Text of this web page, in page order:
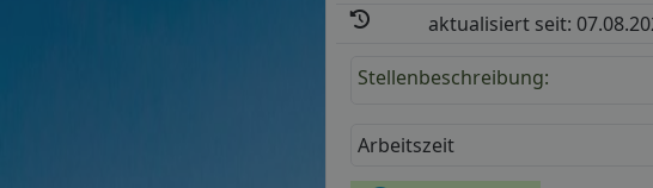
aktualisiert seit:
Stellenbeschreibung:
Arbeitszeit